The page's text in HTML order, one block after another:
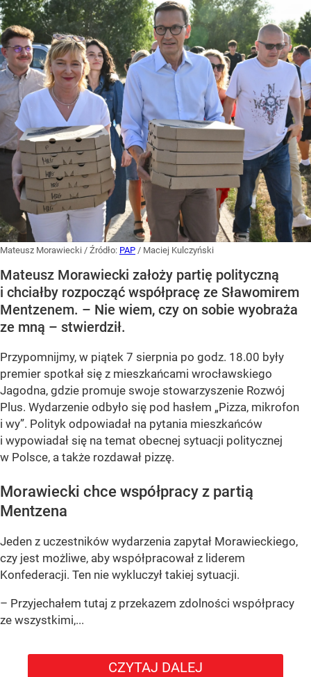
Mateusz Morawiecki / Źródło: PAP / Maciej Kulczyński
Mateusz Morawiecki założy partię polityczną
i chciałby rozpocząć współpracę ze Sławomirem
Mentzenem. – Nie wiem, czy on sobie wyobraża
ze mną – stwierdził.
Przypomnijmy, w piątek 7 sierpnia po godz. 18.00 były
premier spotkał się z mieszkańcami wrocławskiego
Jagodna, gdzie promuje swoje stowarzyszenie Rozwój
Plus. Wydarzenie odbyło się pod hasłem „Pizza, mikrofon
i wy”. Polityk odpowiadał na pytania mieszkańców
i wypowiadał się na temat obecnej sytuacji politycznej
w Polsce, a także rozdawał pizzę.
Morawiecki chce współpracy z partią
Mentzena
Jeden z uczestników wydarzenia zapytał Morawieckiego,
czy jest możliwe, aby współpracował z liderem
Konfederacji. Ten nie wykluczył takiej sytuacji.
– Przyjechałem tutaj z przekazem zdolności współpracy
ze wszystkimi,...
CZYTAJ DALEJ